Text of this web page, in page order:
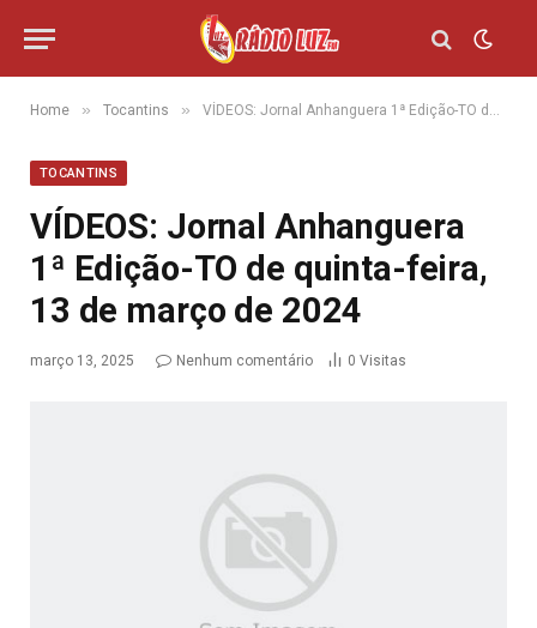
Home » Tocantins » VÍDEOS: Jornal Anhanguera 1ª Edição-TO de quinta-feira, 13 de março de 2024
TOCANTINS
VÍDEOS: Jornal Anhanguera
1ª Edição-TO de quinta-feira,
13 de março de 2024
março 13, 2025 Nenhum comentário 0 Visitas